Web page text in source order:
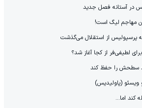
در آستانه فصل جدید
مهاجم لیگ است!
پرسپولیس از استقلال می‌گذشت
لطیفی‌فر از کجا آغاز شد؟
سطحش را حفظ کند
ویسئو (پاولیدیس)
کند اما...